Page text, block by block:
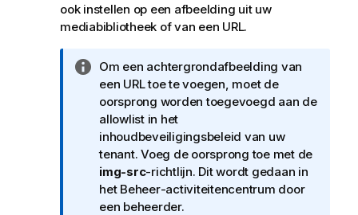
ook instellen op een afbeelding uit uw
mediabibliotheek of van een URL.
I
n
f
o
r
m
a
t
i
Om een achtergrondafbeelding van
een URL toe te voegen, moet de
oorsprong worden toegevoegd aan de
allowlist in het
inhoudbeveiligingsbeleid van uw
tenant. Voeg de oorsprong toe met de
img-src-richtlijn. Dit wordt gedaan in
het Beheer-activiteitencentrum door
een beheerder.